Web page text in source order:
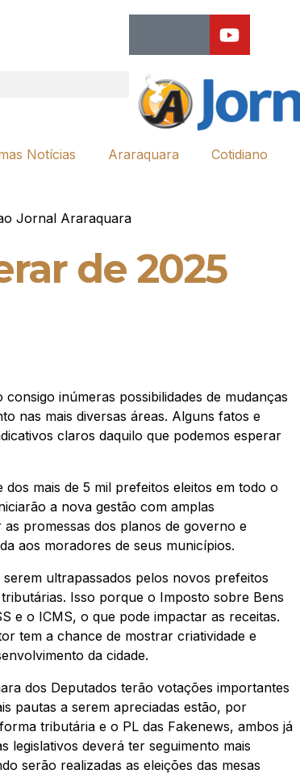
Notícias Araraquara Cotidiano
Jornal Araraquara
de 2025
inúmeras possibilidades de mudanças
nas mais diversas áreas. Alguns fatos e
claros daquilo que podemos esperar
mais de 5 mil prefeitos eleitos em todo o
a nova gestão com amplas
promessas dos planos de governo e
aos moradores de seus municípios.
ultrapassados pelos novos prefeitos
Isso porque o Imposto sobre Bens
e o ICMS, o que pode impactar as receitas.
tem a chance de mostrar criatividade e
da cidade.
dos Deputados terão votações importantes
pautas a serem apreciadas estão, por
tributária e o PL das Fakenews, ambos já
legislativos deverá ter seguimento mais
serão realizadas as eleições das mesas